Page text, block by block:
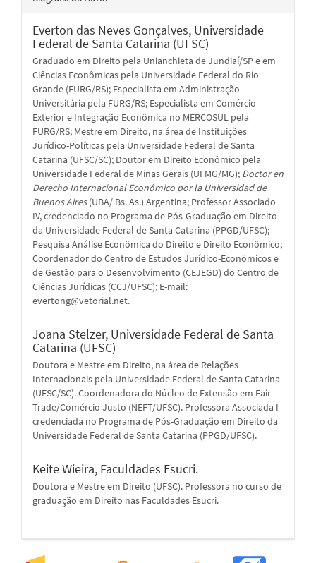
Everton das Neves Gonçalves, Universidade
Federal de Santa Catarina (UFSC)
Graduado em Direito pela Unianchieta de Jundiaí/SP e em
Ciências Econômicas pela Universidade Federal do Rio
Grande (FURG/RS); Especialista em Administração
Universitária pela FURG/RS; Especialista em Comércio
Exterior e Integração Econômica no MERCOSUL pela
FURG/RS; Mestre em Direito, na área de Instituições
Jurídico-Políticas pela Universidade Federal de Santa
Catarina (UFSC/SC); Doutor em Direito Econômico pela
Universidade Federal de Minas Gerais (UFMG/MG); Doctor en
Derecho Internacional Económico por la Universidad de
Buenos Aires(UBA/ Bs. As.) Argentina; Professor Associado
IV, credenciado no Programa de Pós-Graduação em Direito
da Universidade Federal de Santa Catarina (PPGD/UFSC);
Pesquisa Análise Econômica do Direito e Direito Econômico;
Coordenador do Centro de Estudos Jurídico-Econômicos e
de Gestão para o Desenvolvimento (CEJEGD) do Centro de
Ciências Jurídicas (CCJ/UFSC); E-mail:
evertong@vetorial.net.
Joana Stelzer, Universidade Federal de Santa
Catarina (UFSC)
Doutora e Mestre em Direito, na área de Relações
Internacionais pela Universidade Federal de Santa Catarina
(UFSC/SC). Coordenadora do Núcleo de Extensão em Fair
Trade/Comércio Justo (NEFT/UFSC). Professora Associada I
credenciada no Programa de Pós-Graduação em Direito da
Universidade Federal de Santa Catarina (PPGD/UFSC).
Keite Wieira, Faculdades Esucri.
Doutora e Mestre em Direito (UFSC). Professora no curso de
graduação em Direito nas Faculdades Esucri.